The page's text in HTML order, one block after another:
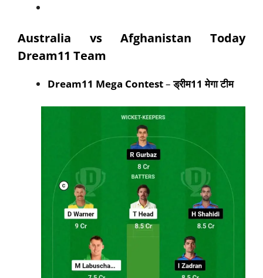
Australia vs Afghanistan Today
Dream11 Team
Dream11 Mega Contest–ड्रीम11 मेगा टीम